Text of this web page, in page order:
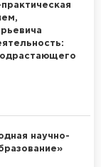
научно-